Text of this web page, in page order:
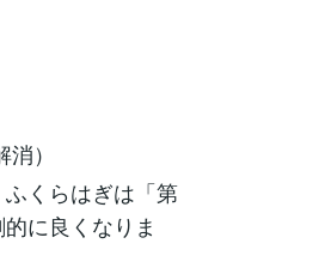
）
くらはぎは「第
に良くなりま